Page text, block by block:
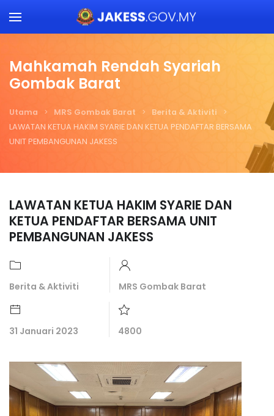
Skip to main content
Mahkamah Rendah Syariah
Gombak Barat
Utama MRS Gombak Barat
Berita & Aktiviti
LAWATAN KETUA HAKIM SYARIE DAN KETUA PENDAFTAR BERSAMA
UNIT PEMBANGUNAN JAKESS
LAWATAN KETUA HAKIM SYARIE DAN
KETUA PENDAFTAR BERSAMA UNIT
PEMBANGUNAN JAKESS
Berita & Aktiviti MRS Gombak Barat
31 Januari 2023 4800